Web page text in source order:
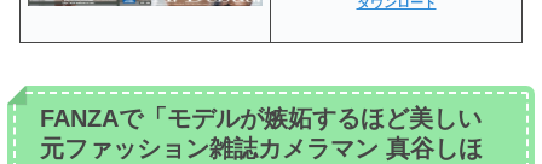
FANZAで「モデルが嫉妬するほど美しい
元ファッション雑誌カメラマン 真谷しほ